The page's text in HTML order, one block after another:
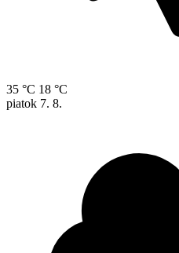
35 °C 18 °C
piatok 7. 8.